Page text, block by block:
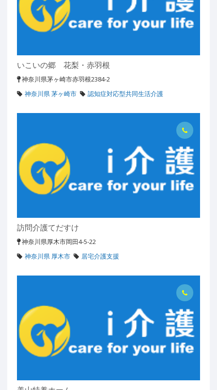
いこいの郷 花梨・赤羽根
神奈川県茅ヶ崎市赤羽根2384-2
神奈川県 茅ヶ崎市
認知症対応型共同生活介護
訪問介護てだすけ
神奈川県厚木市岡田4-5-22
神奈川県 厚木市
居宅介護支援